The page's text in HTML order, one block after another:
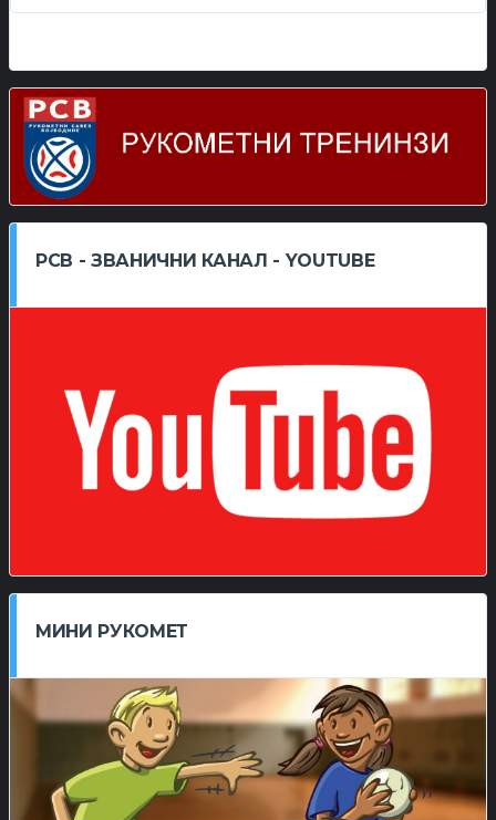
РСВ - ЗВАНИЧНИ КАНАЛ - YOUTUBE
МИНИ РУКОМЕТ